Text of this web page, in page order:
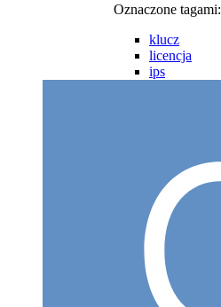
Oznaczone tagami:
klucz
licencja
ips